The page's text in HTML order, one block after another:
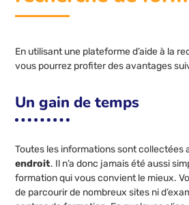
En utilisant une plateforme d’aide à la
vous pourrez profiter des avantages
Un gain de temps
Toutes les informations sont collectées
endroit. Il n’a donc jamais été aussi
formation qui vous convient le mieux.
de parcourir de nombreux sites ni